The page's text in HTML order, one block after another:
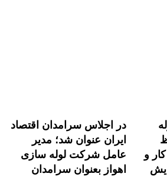
و
در اجلاس سرامدان اقتصاد
ایران عنوان شد؛ مدیر
عامل شرکت لوله سازی
اهواز بعنوان سرامدان